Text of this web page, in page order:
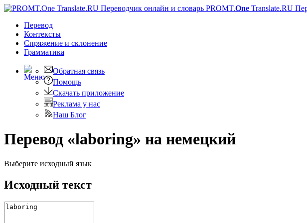
PROMT.One Translate.RU
Перевод
Контексты
Спряжение и склонение
Грамматика
Обратная связь
Помощь
Скачать приложение
Реклама у нас
Наш Блог
Перевод «laboring» на немецкий
Выберите исходный язык
Исходный текст